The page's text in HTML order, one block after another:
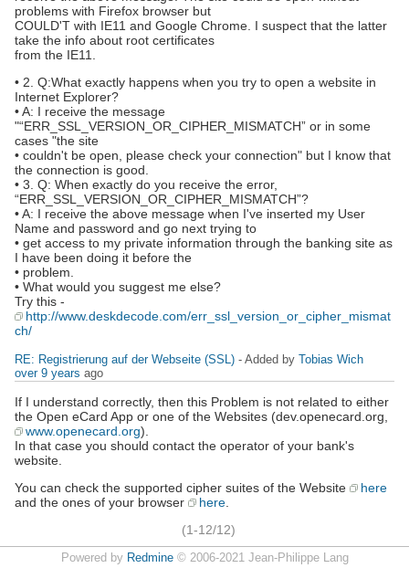
problems with Firefox browser but
COULD'T with IE11 and Google Chrome. I suspect that the latter
take the info about root certificates
from the IE11.
• 2. Q:What exactly happens when you try to open a website in
Internet Explorer?
• A: I receive the message
"“ERR_SSL_VERSION_OR_CIPHER_MISMATCH” or in some
cases "the site
• couldn't be open, please check your connection" but I know that
the connection is good.
• 3. Q: When exactly do you receive the error,
“ERR_SSL_VERSION_OR_CIPHER_MISMATCH”?
• A: I receive the above message when I've inserted my User
Name and password and go next trying to
• get access to my private information through the banking site as
I have been doing it before the
• problem.
• What would you suggest me else?
Try this -
http://www.deskdecode.com/err_ssl_version_or_cipher_mismat
ch/
RE: Registrierung auf der Webseite (SSL) - Added by Tobias Wich
over 9 years ago
If I understand correctly, then this Problem is not related to either
the Open eCard App or one of the Websites (dev.openecard.org,
www.openecard.org).
In that case you should contact the operator of your bank's
website.
You can check the supported cipher suites of the Website
here
and the ones of your browser
here.
(1-12/12)
Powered by Redmine© 2006-2021 Jean-Philippe Lang